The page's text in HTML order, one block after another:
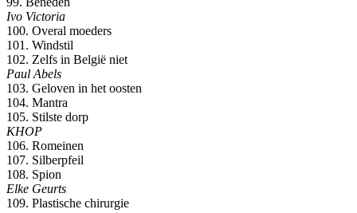
Ivo Victoria
100. Overal moeders
101. Windstil
102. Zelfs in België niet
Paul Abels
103. Geloven in het oosten
104. Mantra
105. Stilste dorp
KHOP
106. Romeinen
107. Silberpfeil
108. Spion
Elke Geurts
109. Plastische chirurgie